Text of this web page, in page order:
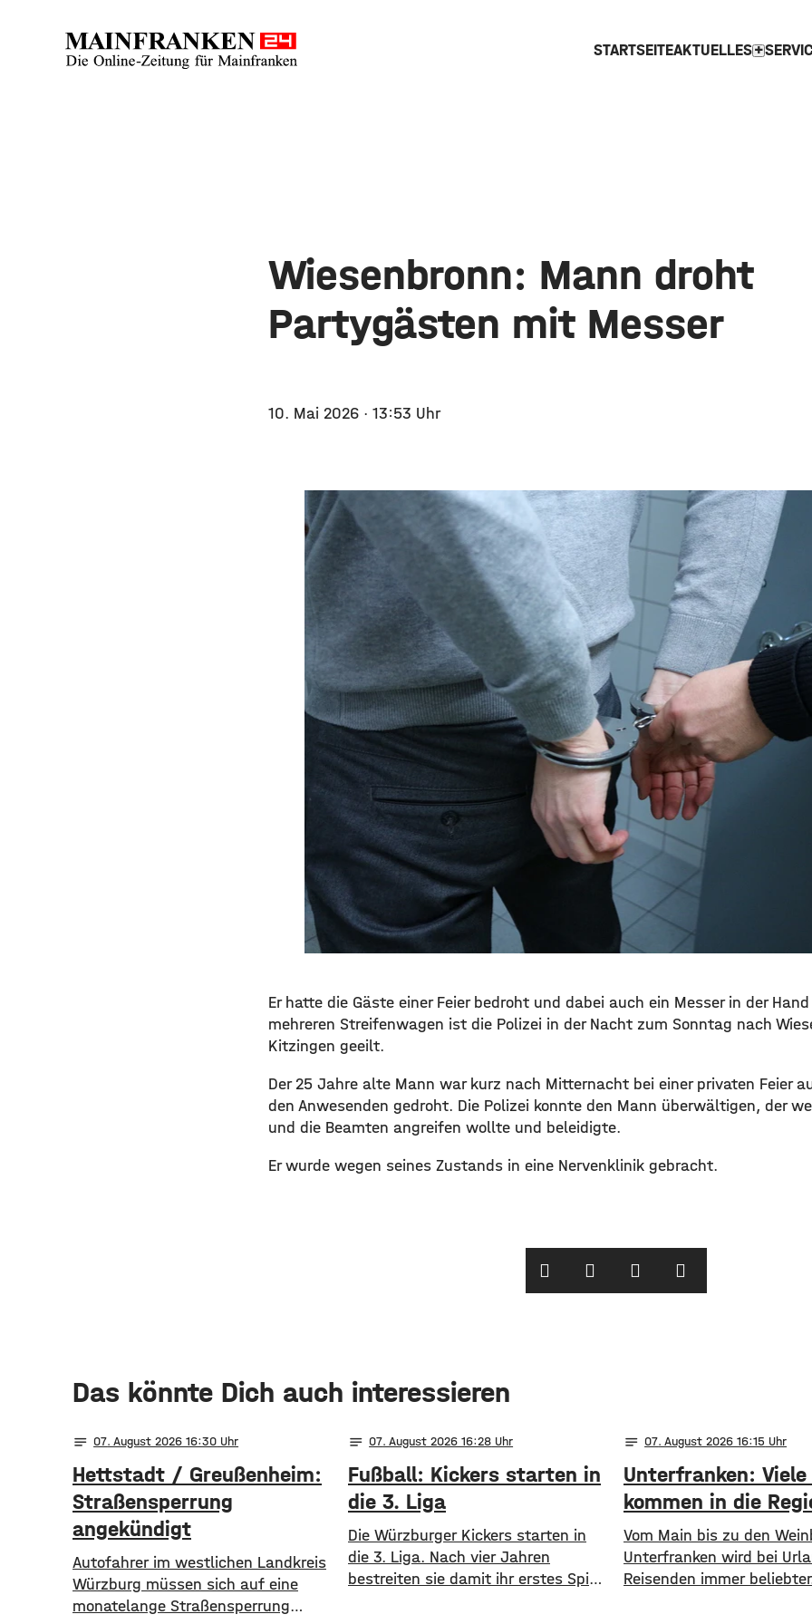
STARTSEITEAKTUELLESexpand_more
Wiesenbronn: Mann droht
Partygästen mit Messer
10. Mai 2026 · 13:53 Uhr
Er hatte die Gäste einer Feier bedroht und dabei auch ein Messer in der
mehreren Streifenwagen ist die Polizei in der Nacht zum Sonntag nach
Kitzingen geeilt.
Der 25 Jahre alte Mann war kurz nach Mitternacht bei einer privaten Feier
den Anwesenden gedroht. Die Polizei konnte den Mann überwältigen, der
und die Beamten angreifen wollte und beleidigte.
Er wurde wegen seines Zustands in eine Nervenklinik gebracht.
Das könnte Dich auch interessieren
notes 07. August 2026 16:30
Hettstadt / Greußenheim:
Straßensperrung
angekündigt
Autofahrer im westlichen Landkreis
Würzburg müssen sich auf eine
monatelange Straßensperrung
notes 07. August 2026 16:28
Fußball: Kickers starten in
die 3. Liga
Die Würzburger Kickers starten in
die 3. Liga. Nach vier Jahren
bestreiten sie damit ihr erstes Spiel
notes 07. August 2026 16:15
Unterfranken: Viele
kommen in die
Vom Main bis zu den
Unterfranken wird bei
Reisenden immer